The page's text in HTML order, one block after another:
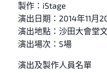
製作：iStage
演出日期：2014年11月
演出地點：沙田大會堂
演出場次：5場
演出及製作人員名單